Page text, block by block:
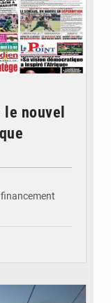
nouvel